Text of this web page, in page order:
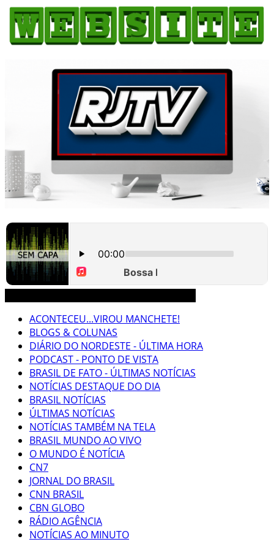
ACONTECEU...VIROU MANCHETE!
BLOGS & COLUNAS
DIÁRIO DO NORDESTE - ÚLTIMA HORA
PODCAST - PONTO DE VISTA
BRASIL DE FATO - ÚLTIMAS NOTÍCIAS
NOTÍCIAS DESTAQUE DO DIA
BRASIL NOTÍCIAS
ÚLTIMAS NOTÍCIAS
NOTÍCIAS TAMBÉM NA TELA
BRASIL MUNDO AO VIVO
O MUNDO É NOTÍCIA
CN7
JORNAL DO BRASIL
CNN BRASIL
CBN GLOBO
RÁDIO AGÊNCIA
NOTÍCIAS AO MINUTO